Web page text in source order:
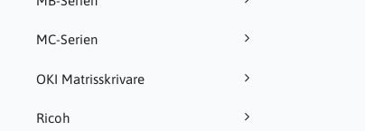
MC-Serien
OKI Matrisskrivare
Ricoh